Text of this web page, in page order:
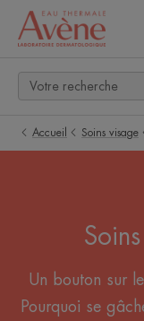
Accueil Soins visage
Un bouton sur
Pourquoi se